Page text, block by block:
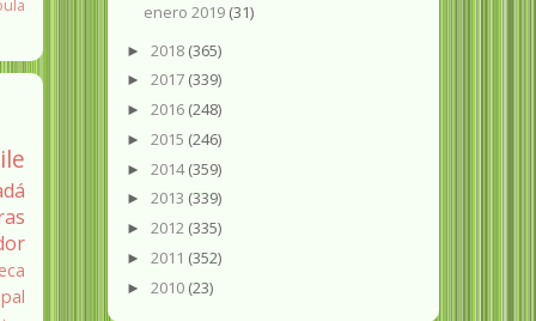
enero 2019 (31)
► 2018 (365)
► 2017 (339)
► 2016 (248)
► 2015 (246)
► 2014(359)
► 2013 (339)
► 2012 (335)
► 2011 (352)
► 2010 (23)